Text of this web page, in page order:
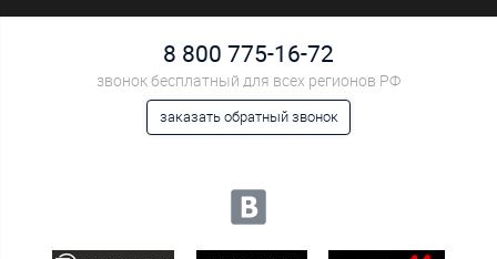
8 800 775-16-72
звонок бесплатный для всех регионов РФ
заказать обратный звонок